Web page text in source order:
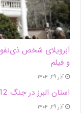
اَبَر‌ویلای شخص
و فیلم
آذر ۲۹, ۱۴۰۴
استان البرز در جنگ 12 روزه 7 شهید دانشجو تقدیم انقلاب کرد
آذر ۲۹, ۱۴۰۴